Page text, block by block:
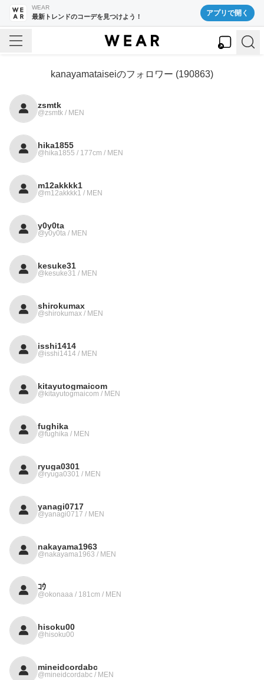
WEAR
最新トレンドのコーデを見つけよう！ アプリで開く
kanayamataiseiのフォロワー (190863)
zsmtk
@zsmtk / MEN
hika1855
@hika1855 / 177cm / MEN
m12akkkk1
@m12akkkk1 / MEN
y0y0ta
@y0y0ta / MEN
kesuke31
@kesuke31 / MEN
shirokumax
@shirokumax / MEN
isshi1414
@isshi1414 / MEN
kitayutogmaicom
@kitayutogmaicom / MEN
fughika
@fughika / MEN
ryuga0301
@ryuga0301 / MEN
yanagi0717
@yanagi0717 / MEN
nakayama1963
@nakayama1963 / MEN
ｺｳ
@okonaaa / 181cm / MEN
hisoku00
@hisoku00
mineidcordabc
@mineidcordabc / MEN